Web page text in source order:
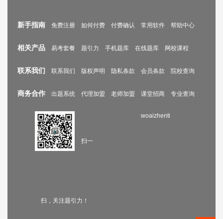
新手指南 免费注册 如何付费 付费确认 常用软件 帮助中心
相关产品 易考套餐 题引力 手机题库 在线题库 网校课程
联系我们 联系我们 版权声明 隐私条款 会员条款 院校查询
商务合作 出题系统 代理加盟 老师加盟 课堂招商 专业查询
扫一
扫，关注题引力！
woaizhenti